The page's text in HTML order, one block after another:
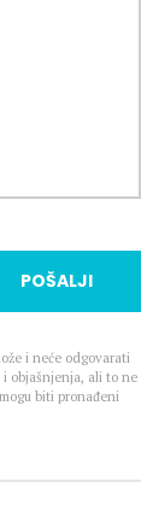
POŠALJI
i neće odgovarati
i objašnjenja, ali to ne
biti pronađeni